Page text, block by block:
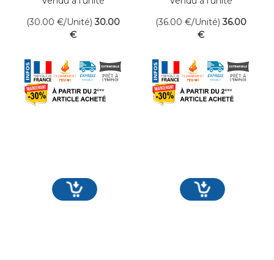
(30.00 €/Unité) 30.00
€
(36.00 €/Unité) 36.00
€